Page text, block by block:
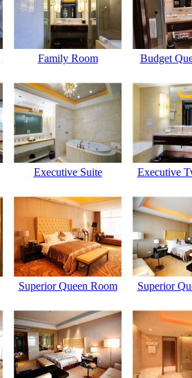
Family Room Budget
Executive Suite Executive
Superior Queen Room Superior